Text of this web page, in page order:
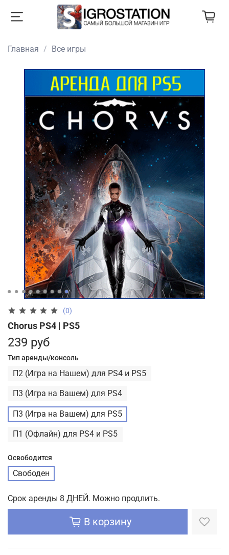
Главная Все игры
(0)
Chorus PS4 | PS5
239 руб
Тип аренды/консоль
П2 (Игра на Нашем) для PS4 и PS5
П3 (Игра на Вашем) для PS4
П3 (Игра на Вашем) для PS5
П1 (Офлайн) для PS4 и PS5
Освободится
Свободен
Срок аренды 8 ДНЕЙ. Можно продлить.
В корзину